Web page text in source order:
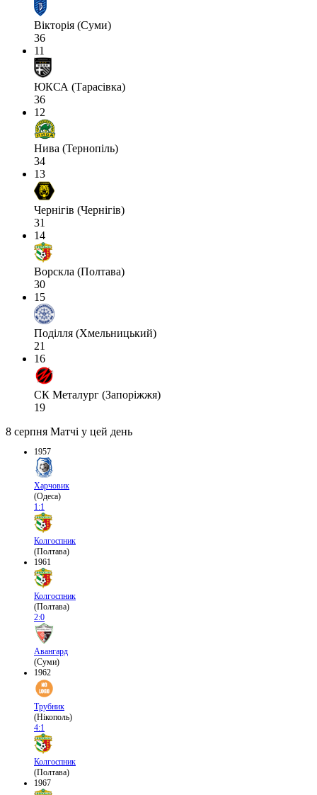
Вікторія (Суми)
36
11
ЮКСА (Тарасівка)
36
12
Нива (Тернопіль)
34
13
Чернігів (Чернігів)
31
14
Ворскла (Полтава)
30
15
Поділля (Хмельницький)
21
16
СК Металург (Запоріжжя)
19
8 серпня Матчі у цей день
1957
Харчовик
(Одеса)
1:1
Колгоспник
(Полтава)
1961
Колгоспник
(Полтава)
2:0
Авангард
(Суми)
1962
Трубник
(Нікополь)
4:1
Колгоспник
(Полтава)
1967